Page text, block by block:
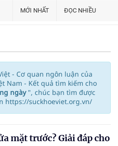
MỚI NHẤT ĐỌC NHIỀU
- Cơ quan ngôn luận của
Nam - Kết quả tìm kiếm cho
ngày ", chúc bạn tìm được
https://suckhoeviet.org.vn/
mặt trước? Giải đáp cho